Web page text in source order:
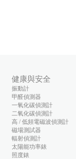
健康與安全
振動計
甲醛偵測器
一氧化碳偵測計
二氧化碳偵測計
高 / 低頻電磁波偵測計
磁場測試器
輻射偵測計
太陽能功率錶
照度錶